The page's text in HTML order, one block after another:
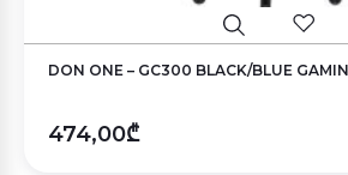
DON ONE – GC300 BLACK/BLUE
474,00₾